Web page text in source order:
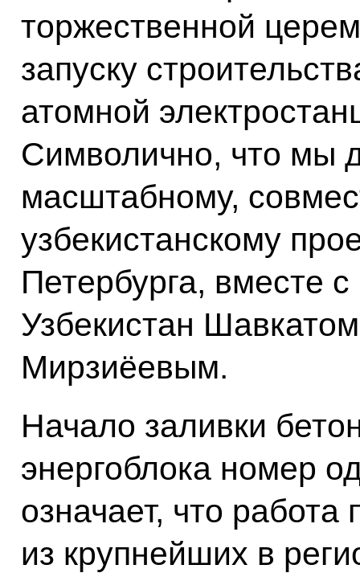
торжественной
запуску
атомной
Символично, что мы
масштабному,
узбекистанскому
Петербурга, вместе
Узбекистан
Мирзиёевым.
Начало заливки
энергоблока номер
означает, что
из крупнейших в